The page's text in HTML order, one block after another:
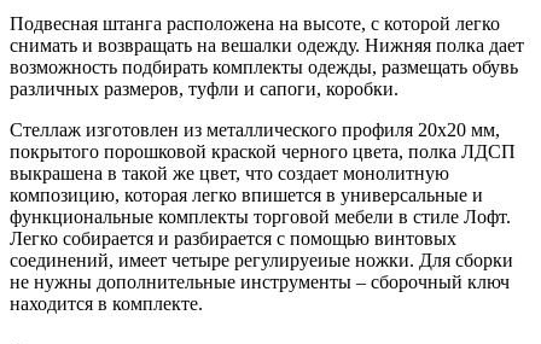
Подвесная штанга расположена на высоте, с которой легко
снимать и возвращать на вешалки одежду. Нижняя полка дает
возможность подбирать комплекты одежды, размещать обувь
различных размеров, туфли и сапоги, коробки.
Стеллаж изготовлен из металлического профиля 20х20 мм,
покрытого порошковой краской черного цвета, полка ЛДСП
выкрашена в такой же цвет, что создает монолитную
композицию, которая легко впишется в универсальные и
функциональные комплекты торговой мебели в стиле Лофт.
Легко собирается и разбирается с помощью винтовых
соединений, имеет четыре регулируеиые ножки. Для сборки
не нужны дополнительные инструменты – сборочный ключ
находится в комплекте.